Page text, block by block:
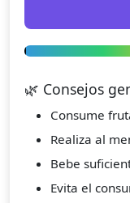
🌿 Consejos
Consume
Realiza al
Bebe
Evita el